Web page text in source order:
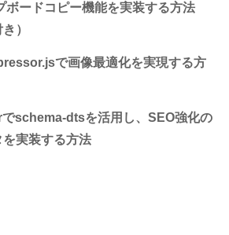
ボードコピー機能を実装する方法
）
で画像最適化を実現する方
schema-dtsを活用し、SEO強化の
実装する方法